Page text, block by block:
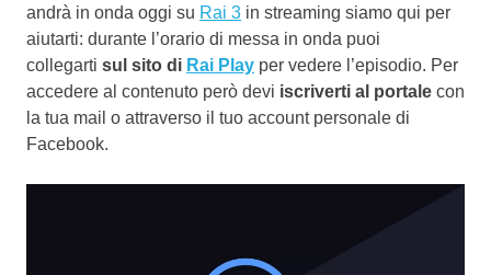
andrà in onda oggi su Rai 3 in streaming siamo qui per
aiutarti: durante l’orario di messa in onda puoi
collegarti sul sito di Rai Play per vedere l’episodio. Per
accedere al contenuto però devi iscriverti al portale con
la tua mail o attraverso il tuo account personale di
Facebook.